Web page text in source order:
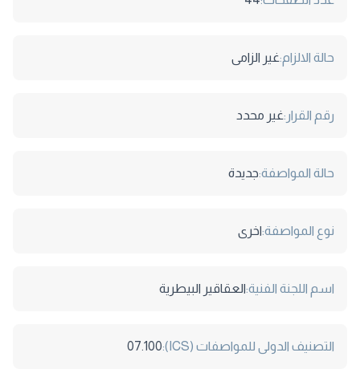
حالة الالزام:غير الزامى
رقم القرار:غير محدد
حالة المواصفة:جديدة
نوع المواصفة:اخرى
اسم اللجنة الفنية:العقاقير البيطرية
التصنيف الدولى للمواصفات (ICS): 07.100